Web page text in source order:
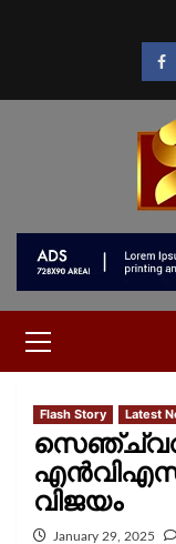
Flash Story Latest
വിജയം
January 29, 2025